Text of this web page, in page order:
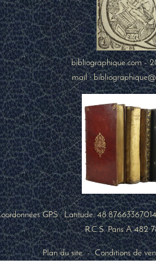
bibliographique.com -
mail :
GPS : Latitude:
R.C.S. Paris A 482
Plan du site-Conditions de